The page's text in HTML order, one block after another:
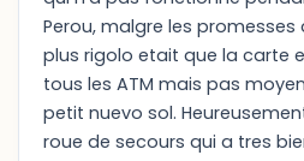
Perou, malgre les promesses
plus rigolo etait que la carte
tous les ATM mais pas
petit nuevo sol.
roue de secours qui a tres